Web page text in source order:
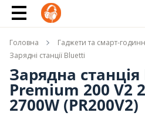
Ім'я
Телефон
Головна Гаджети та смарт-
Зарядні станції Bluetti
Зарядна
Premium 200 V2
2700W (PR200V2)